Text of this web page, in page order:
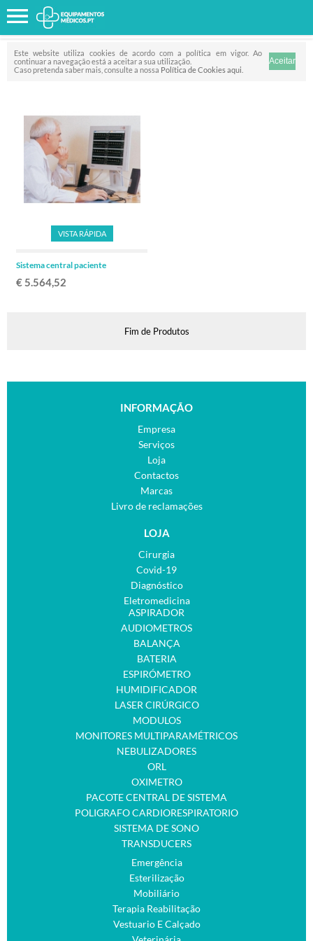
Este website utiliza cookies de acordo com a política em vigor. Ao
continuar a navegação está a aceitar a sua utilização.
Caso pretenda saber mais, consulte a nossa Política de Cookies aqui
FILTRO
Sistema central paciente
€ 5.564,52
VISTA RÁPIDA
Fim de Produtos
INFORMAÇÃO
Empresa
Serviços
Loja
Contactos
Marcas
Livro de reclamações
LOJA
Cirurgia
Covid-19
Diagnóstico
Eletromedicina
ASPIRADOR
AUDIOMETROS
BALANÇA
BATERIA
ESPIRÓMETRO
HUMIDIFICADOR
LASER CIRÚRGICO
MODULOS
MONITORES MULTIPARAMÉTRICOS
NEBULIZADORES
ORL
OXIMETRO
PACOTE CENTRAL DE SISTEMA
POLIGRAFO CARDIORESPIRATORIO
SISTEMA DE SONO
TRANSDUCERS
Emergência
Esterilização
Mobiliário
Terapia Reabilitação
Vestuario E Calçado